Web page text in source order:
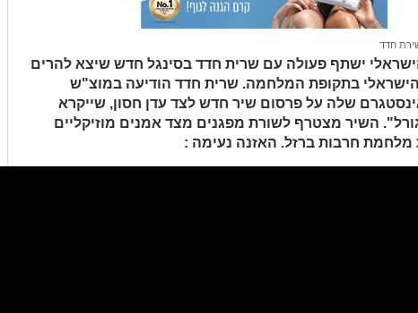
חדד
ישתף פעולה עם שרית חדד בסינגל חדש שיצא להרים
בתקופת המלחמה. שרית חדד הודיעה במוצ"ש
שלה על פרסום שיר חדש לצד עדן חסון, שייקרא
השיר מצטרף לשורת מפגנים מצד אמנים מוזיקליים
מלחמת חרבות ברזל. האזנה נעימה :